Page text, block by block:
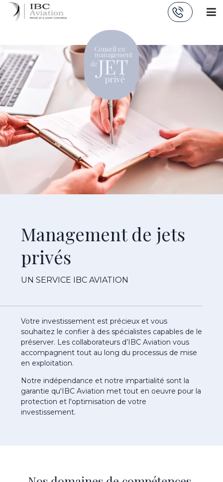
Management de jets
privés
UN SERVICE IBC AVIATION
Votre investissement est précieux et vous
souhaitez le confier à des spécialistes capables de le
préserver. Les collaborateurs d’IBC Aviation vous
accompagnent tout au long du processus de mise
en exploitation.
Notre indépendance et notre impartialité sont la
garantie qu'IBC Aviation met tout en oeuvre pour la
protection et l'optimisation de votre
investissement.
Panneau de gestion des cookies